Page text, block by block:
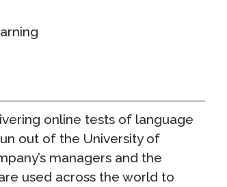
online tests of language
out of the University of
managers and the
used across the world to